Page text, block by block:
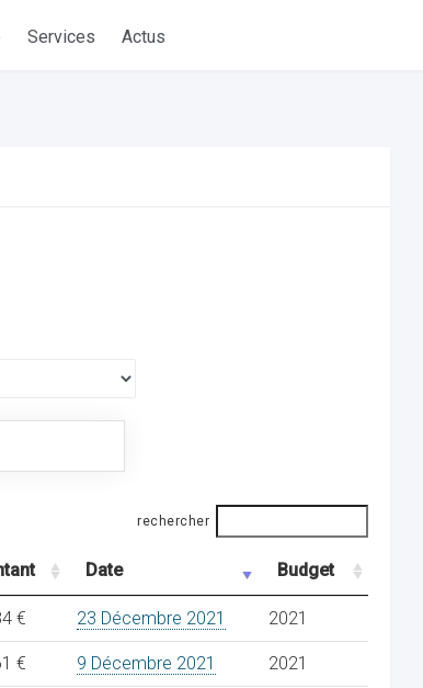
Services Actus
rechercher
Date Budget
€ 23 Décembre 2021 2021
€ 9 Décembre 2021 2021